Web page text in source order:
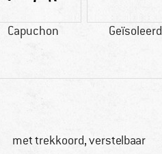
Capuchon Geïsoleerd
met trekkoord, verstelbaar